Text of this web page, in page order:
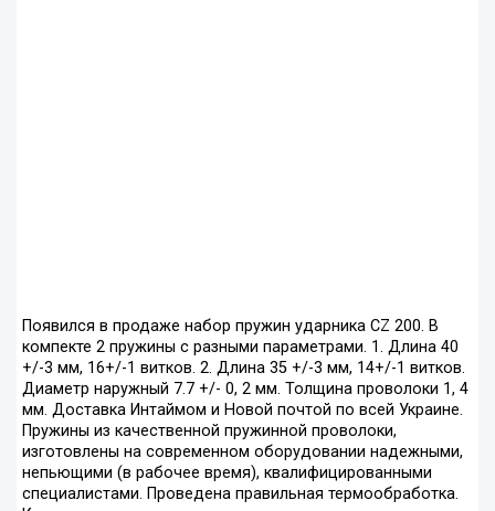
Появился в продаже набор пружин ударника CZ 200. В
компекте 2 пружины с разными параметрами. 1. Длина 40
+/-3 мм, 16+/-1 витков. 2. Длина 35 +/-3 мм, 14+/-1 витков.
Диаметр наружный 7.7 +/- 0, 2 мм. Толщина проволоки 1, 4
мм. Доставка Интаймом и Новой почтой по всей Украине.
Пружины из качественной пружинной проволоки,
изготовлены на современном оборудовании надежными,
непьющими (в рабочее время), квалифицированными
специалистами. Проведена правильная термообработка.